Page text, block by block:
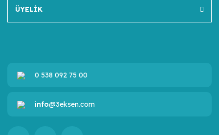
ÜYELİK
0 538 092 75 00
info@3eksen.com